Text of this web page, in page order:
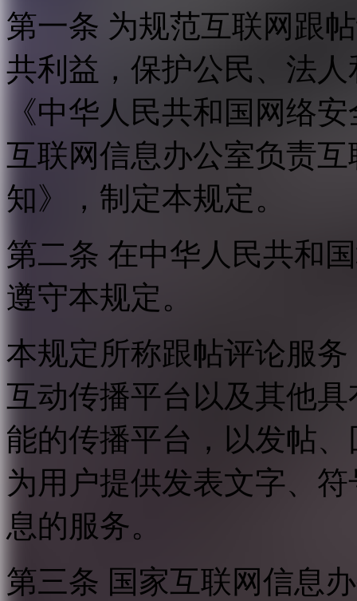
第一条 为规范互联网跟
共利益，保护公民、法
《中华人民共和国网络
互联网信息办公室负责
知》，制定本规定。
第二条 在中华人民共和
遵守本规定。
本规定所称跟帖评论服
互动传播平台以及其他
能的传播平台，以发帖
为用户提供发表文字、
息的服务。
第三条 国家互联网信息